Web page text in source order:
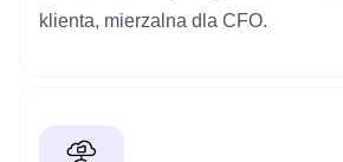
klienta, mierzalna dla CFO.